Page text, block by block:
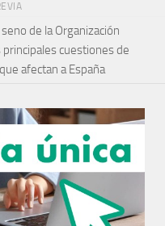
de la Organización
principales cuestiones de
afectan a España